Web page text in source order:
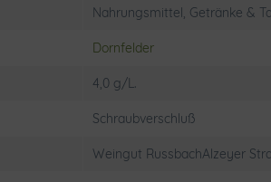
Nahrungsmittel, Getränke &
Dornfelder
4,0 g/L.
Schraubverschluß
Weingut RussbachAlzeyer